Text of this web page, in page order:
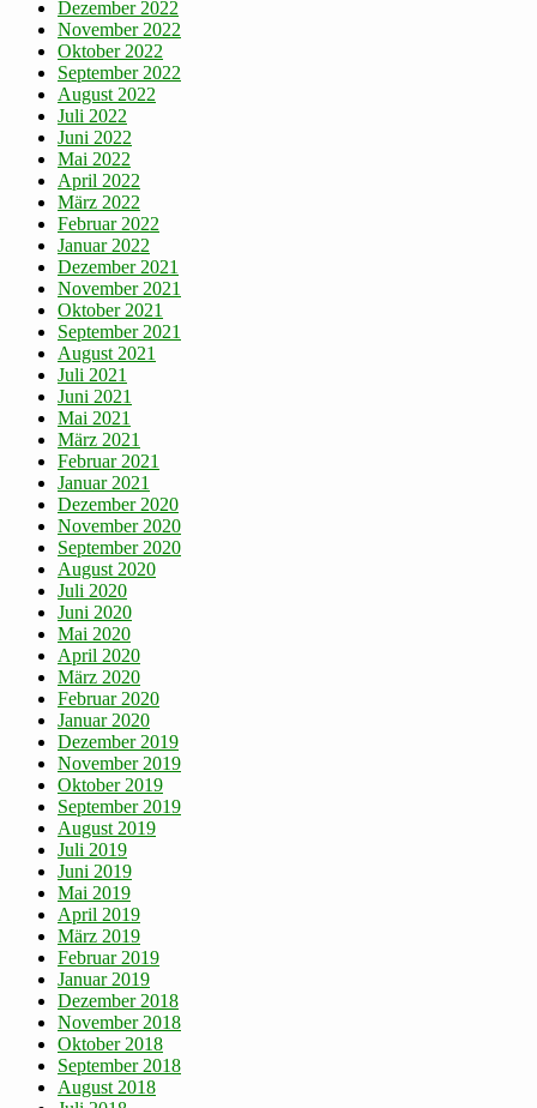
Dezember 2022
November 2022
Oktober 2022
September 2022
August 2022
Juli 2022
Juni 2022
Mai 2022
April 2022
März 2022
Februar 2022
Januar 2022
Dezember 2021
November 2021
Oktober 2021
September 2021
August 2021
Juli 2021
Juni 2021
Mai 2021
März 2021
Februar 2021
Januar 2021
Dezember 2020
November 2020
September 2020
August 2020
Juli 2020
Juni 2020
Mai 2020
April 2020
März 2020
Februar 2020
Januar 2020
Dezember 2019
November 2019
Oktober 2019
September 2019
August 2019
Juli 2019
Juni 2019
Mai 2019
April 2019
März 2019
Februar 2019
Januar 2019
Dezember 2018
November 2018
Oktober 2018
September 2018
August 2018